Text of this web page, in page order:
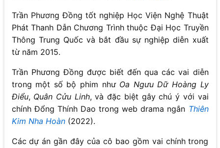
Trần Phương Đồng tốt nghiệp Học Viện Nghệ Thuật
Phát Thanh Dẫn Chương Trình thuộc Đại Học Truyền
Thông Trung Quốc và bắt đầu sự nghiệp diễn xuất
từ năm 2015.
Trần Phương Đồng được biết đến qua các vai diễn
trong một số bộ phim như Oa Ngưu Dữ Hoàng Ly
Điểu, Quân Cửu Linh, và đặc biệt gây chú ý với vai
chính Đổng Thính Dao trong web drama ngắn Thiên
Kim Nha Hoàn(2022).
Các dự án gần đây của cô bao gồm vai chính trong